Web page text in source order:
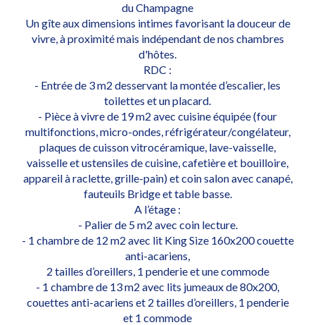
du Champagne
Un gîte aux dimensions intimes favorisant la douceur de
vivre, à proximité mais indépendant de nos chambres
d'hôtes.
RDC :
- Entrée de 3 m2 desservant la montée d’escalier, les
toilettes et un placard.
- Pièce à vivre de 19 m2 avec cuisine équipée (four
multifonctions, micro-ondes, réfrigérateur/congélateur,
plaques de cuisson vitrocéramique, lave-vaisselle,
vaisselle et ustensiles de cuisine, cafetière et bouilloire,
appareil à raclette, grille-pain) et coin salon avec canapé,
fauteuils Bridge et table basse.
A l’étage :
- Palier de 5 m2 avec coin lecture.
- 1 chambre de 12 m2 avec lit King Size 160x200 couette
anti-acariens,
2 tailles d’oreillers, 1 penderie et une commode
- 1 chambre de 13 m2 avec lits jumeaux de 80x200,
couettes anti-acariens et 2 tailles d’oreillers, 1 penderie
et 1 commode